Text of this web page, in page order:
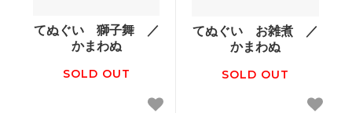
てぬぐい 獅子舞 ／
かまわぬ
SOLD OUT
てぬぐい お雑煮 ／
かまわぬ
SOLD OUT